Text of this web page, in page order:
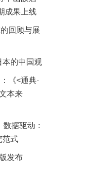
成果上线
回顾与展
本的中国观
《<通典·
本来
据驱动：
范式
发布